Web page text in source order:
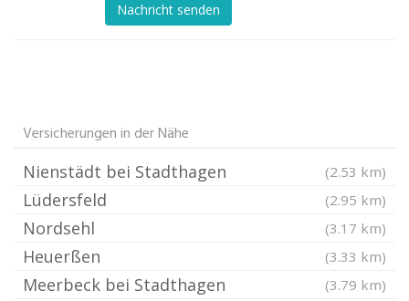
Nachricht senden
Versicherungen in der Nähe
Nienstädt bei Stadthagen (2.53 km)
Lüdersfeld (2.95 km)
Nordsehl (3.17 km)
Heuerßen (3.33 km)
Meerbeck bei Stadthagen (3.79 km)